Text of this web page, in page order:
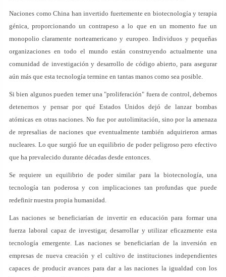
Naciones como China han invertido fuertemente en biotecnología y terapia
génica, proporcionando un contrapeso a lo que en un momento fue un
monopolio claramente norteamericano y europeo. Individuos y pequeñas
organizaciones en todo el mundo están construyendo actualmente una
comunidad de investigación y desarrollo de código abierto, para asegurar
aún más que esta tecnología termine en tantas manos como sea posible.
Si bien algunos pueden temer una "proliferación" fuera de control, debemos
detenernos y pensar por qué Estados Unidos dejó de lanzar bombas
atómicas en otras naciones. No fue por autolimitación, sino por la amenaza
de represalias de naciones que eventualmente también adquirieron armas
nucleares. Lo que surgió fue un equilibrio de poder peligroso pero efectivo
que ha prevalecido durante décadas desde entonces.
Se requiere un equilibrio de poder similar para la biotecnología, una
tecnología tan poderosa y con implicaciones tan profundas que puede
redefinir nuestra propia humanidad.
Las naciones se beneficiarían de invertir en educación para formar una
fuerza laboral capaz de investigar, desarrollar y utilizar eficazmente esta
tecnología emergente. Las naciones se beneficiarían de la inversión en
empresas de nueva creación y el cultivo de instituciones independientes
capaces de producir avances para dar a las naciones la igualdad con los